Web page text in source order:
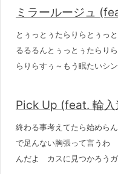
ミラールージュ
とぅっとぅたらりらとぅっ
るるるんとぅっとぅたらり
らりらすぅ～もう眠たいシ
Pick Up (feat. 輪入
終わる事考えてたら始めら
で足んない胸張って言うわ
んだよ カスに見つかろう